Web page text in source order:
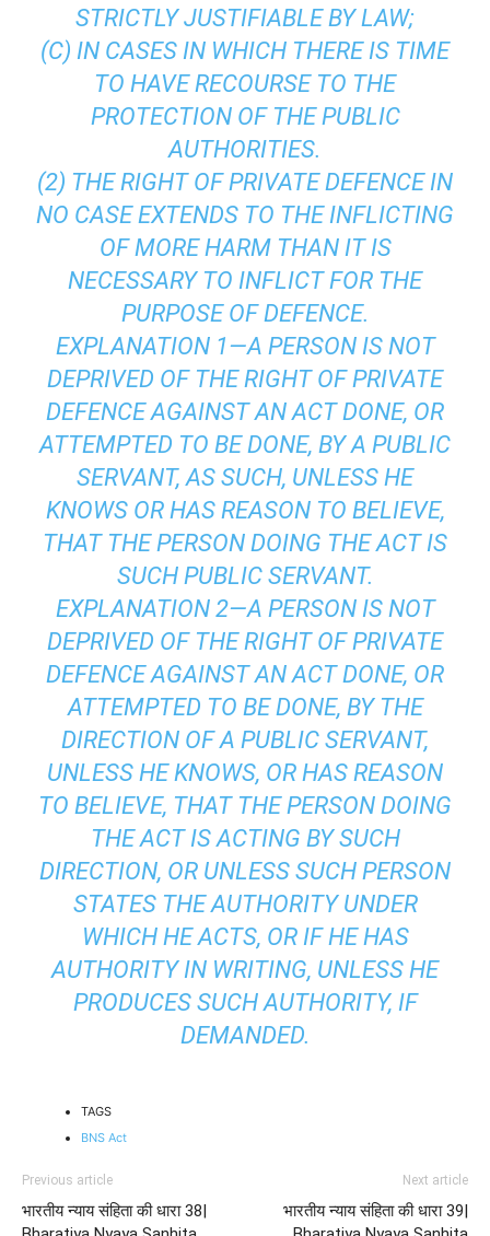
STRICTLY JUSTIFIABLE BY LAW;
(C) IN CASES IN WHICH THERE IS TIME
TO HAVE RECOURSE TO THE
PROTECTION OF THE PUBLIC
AUTHORITIES.
(2) THE RIGHT OF PRIVATE DEFENCE IN
NO CASE EXTENDS TO THE INFLICTING
OF MORE HARM THAN IT IS
NECESSARY TO INFLICT FOR THE
PURPOSE OF DEFENCE.
EXPLANATION 1—A PERSON IS NOT
DEPRIVED OF THE RIGHT OF PRIVATE
DEFENCE AGAINST AN ACT DONE, OR
ATTEMPTED TO BE DONE, BY A PUBLIC
SERVANT, AS SUCH, UNLESS HE
KNOWS OR HAS REASON TO BELIEVE,
THAT THE PERSON DOING THE ACT IS
SUCH PUBLIC SERVANT.
EXPLANATION 2—A PERSON IS NOT
DEPRIVED OF THE RIGHT OF PRIVATE
DEFENCE AGAINST AN ACT DONE, OR
ATTEMPTED TO BE DONE, BY THE
DIRECTION OF A PUBLIC SERVANT,
UNLESS HE KNOWS, OR HAS REASON
TO BELIEVE, THAT THE PERSON DOING
THE ACT IS ACTING BY SUCH
DIRECTION, OR UNLESS SUCH PERSON
STATES THE AUTHORITY UNDER
WHICH HE ACTS, OR IF HE HAS
AUTHORITY IN WRITING, UNLESS HE
PRODUCES SUCH AUTHORITY, IF
DEMANDED.
TAGS
BNS Act
Previous article
भारतीय न्याय संहिता की धारा 38|
Next article
भारतीय न्याय संहिता की धारा 39|